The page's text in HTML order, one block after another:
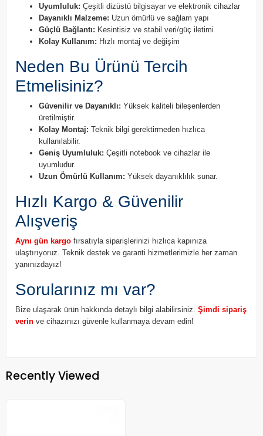
Uyumluluk: Çeşitli dizüstü bilgisayar ve elektronik cihazlar
Dayanıklı Malzeme: Uzun ömürlü ve sağlam yapı
Güçlü Bağlantı: Kesintisiz ve stabil veri/güç iletimi
Kolay Kullanım: Hızlı montaj ve değişim
Neden Bu Ürünü Tercih
Etmelisiniz?
Güvenilir ve Dayanıklı: Yüksek kaliteli bileşenlerden
üretilmiştir.
Kolay Montaj: Teknik bilgi gerektirmeden hızlıca
kullanılabilir.
Geniş Uyumluluk: Çeşitli notebook ve cihazlar ile
uyumludur.
Uzun Ömürlü Kullanım: Yüksek dayanıklılık sunar.
Hızlı Kargo & Güvenilir
Alışveriş
Aynı gün kargo fırsatıyla siparişlerinizi hızlıca kapınıza
ulaştırıyoruz. Teknik destek ve garanti hizmetlerimizle her zaman
yanınızdayız!
Sorularınız mı var?
Bize ulaşarak ürün hakkında detaylı bilgi alabilirsiniz. Şimdi sipariş
verin ve cihazınızı güvenle kullanmaya devam edin!
Recently Viewed